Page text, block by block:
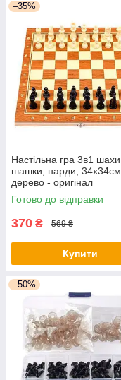
–35%
Настільна гра 3в1 шахи,
шашки, нарди, 34x34см,
дерево - оригінал
Готово до відправки
370 ₴ 569 ₴
Купити
–50%